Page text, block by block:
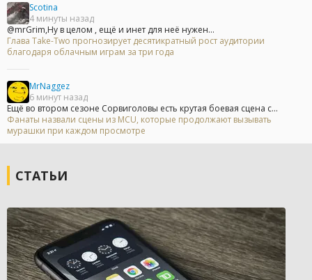
Scotina
4 минуты назад
@mrGrim,Ну в целом , ещё и инет для неё нужен...
Глава Take-Two прогнозирует десятикратный рост аудитории
благодаря облачным играм за три года
MrNaggez
6 минут назад
Ещё во втором сезоне Сорвиголовы есть крутая боевая сцена с...
Фанаты назвали сцены из MCU, которые продолжают вызывать
мурашки при каждом просмотре
СТАТЬИ